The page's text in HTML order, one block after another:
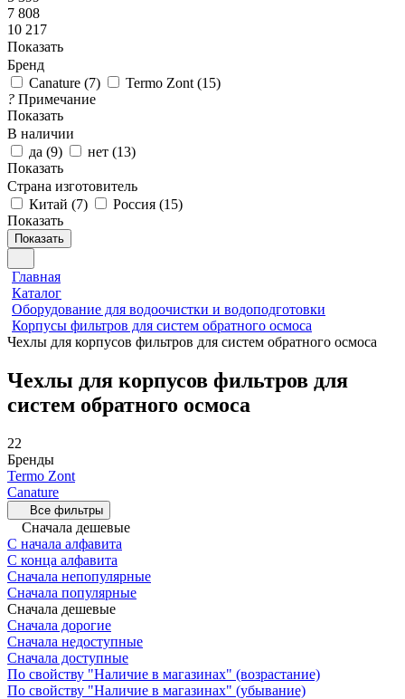
7 808
10 217
Показать
Бренд
Canature (7) Termo Zont (15)
? Примечание
Показать
В наличии
да (9) нет (13)
Показать
Страна изготовитель
Китай (7) Россия (15)
Показать
Показать
Главная
Каталог
Оборудование для водоочистки и водоподготовки
Корпусы фильтров для систем обратного осмоса
Чехлы для корпусов фильтров для систем обратного осмоса
Чехлы для корпусов фильтров для
систем обратного осмоса
22
Бренды
Termo Zont
Canature
Все фильтры
Сначала дешевые
С начала алфавита
С конца алфавита
Сначала непопулярные
Сначала популярные
Сначала дешевые
Сначала дорогие
Сначала недоступные
Сначала доступные
По свойству "Наличие в магазинах" (возрастание)
По свойству "Наличие в магазинах" (убывание)